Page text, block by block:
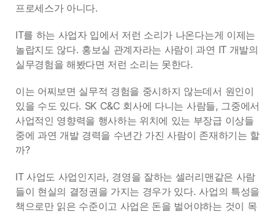
프로세스가 아니다.
IT를 하는 사업자 입에서 저런 소리가 나온다는게 이제는
놀랍지도 않다. 홍보실 관계자라는 사람이 과연 IT 개발의
실무경험을 해봤다면 저런 소리는 못한다.
이는 어찌보면 실무적 경험을 중시하지 않는데서 원인이
있을 수도 있다. SK C&C 회사에 다니는 사람들, 그중에서
사업적인 영향력을 행사하는 위치에 있는 부장급 이상들
중에 과연 개발 경력을 수년간 가진 사람이 존재하기는 할
까?
IT 사업도 사업인지라, 경영을 잘하는 셀러리맨같은 사람
들이 현실의 결정권을 가지는 경우가 있다. 사업의 특성을
책으로만 읽은 수준이고 사업은 돈을 벌어야하는 것이 목